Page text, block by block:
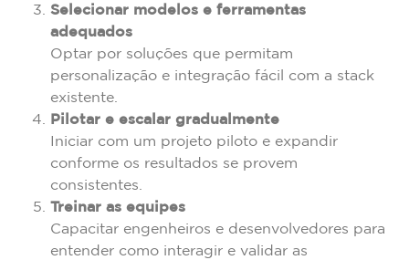
Selecionar modelos e ferramentas
adequados
Optar por soluções que permitam
personalização e integração fácil com a stack
existente.
Pilotar e escalar gradualmente
Iniciar com um projeto piloto e expandir
conforme os resultados se provem
consistentes.
Treinar as equipes
Capacitar engenheiros e desenvolvedores para
entender como interagir e validar as